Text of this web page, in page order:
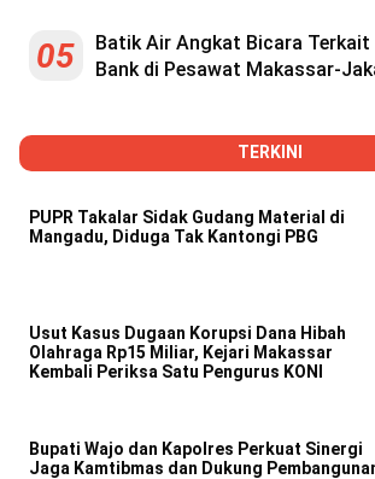
05
Batik Air Angkat Bicara Terkait
Bank di Pesawat Makassar-
TERKINI
PUPR Takalar Sidak Gudang Material di
Mangadu, Diduga Tak Kantongi PBG
Usut Kasus Dugaan Korupsi Dana Hibah
Olahraga Rp15 Miliar, Kejari Makassar
Kembali Periksa Satu Pengurus KONI
Bupati Wajo dan Kapolres Perkuat Sinergi
Jaga Kamtibmas dan Dukung